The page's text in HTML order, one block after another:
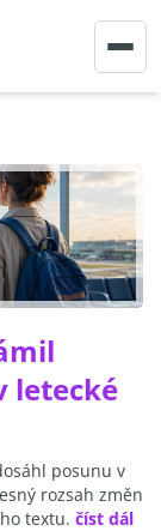
letecké
posunu v
rozsah změn
textu. číst dál